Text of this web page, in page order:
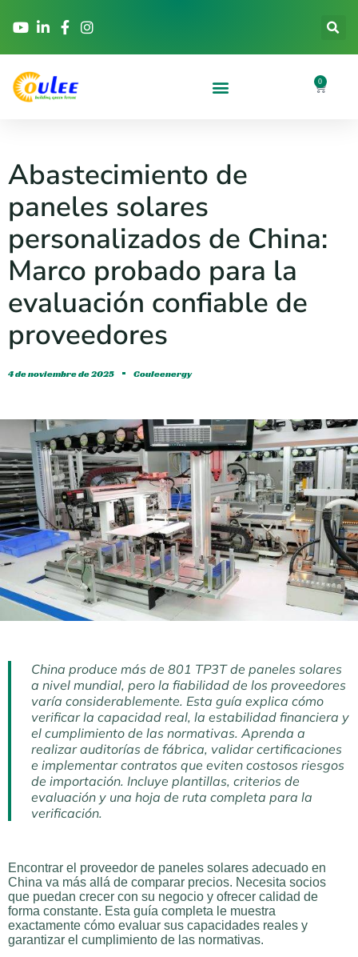
0
Abastecimiento de
paneles solares
personalizados de China:
Marco probado para la
evaluación confiable de
proveedores
4 de noviembre de 2025 Couleenergy
China produce más de 801 TP3T de paneles solares
a nivel mundial, pero la fiabilidad de los proveedores
varía considerablemente. Esta guía explica cómo
verificar la capacidad real, la estabilidad financiera y
el cumplimiento de las normativas. Aprenda a
realizar auditorías de fábrica, validar certificaciones
e implementar contratos que eviten costosos riesgos
de importación. Incluye plantillas, criterios de
evaluación y una hoja de ruta completa para la
verificación.
Encontrar el proveedor de paneles solares adecuado en
China va más allá de comparar precios. Necesita socios
que puedan crecer con su negocio y ofrecer calidad de
forma constante. Esta guía completa le muestra
exactamente cómo evaluar sus capacidades reales y
garantizar el cumplimiento de las normativas.